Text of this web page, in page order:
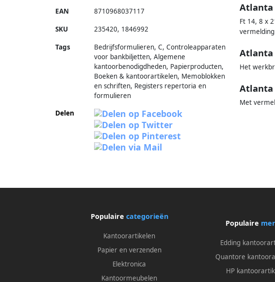
Atlanta
Ft 14, 8 x
Atlanta
Het
Atlanta
Met
EAN 8710968037117
SKU 235420, 1846992
Tags
Bedrijfsformulieren, C, Controleapparaten
voor bankbiljetten, Algemene
kantoorbenodigdheden, Papierproducten,
Boeken & kantoorartikelen, Memoblokken
en schriften, Registers repertoria en
formulieren
Delen
Populaire categorieën
Kantoorartikelen
Papier en verzenden
Elektronica
Kantoormeubelen
Populaire
Edding
Quantore
HP